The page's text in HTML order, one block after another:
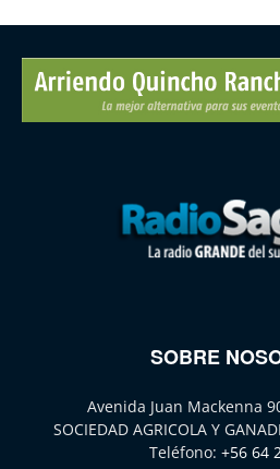
SOBRE
Avenida Juan Mackenna
SOCIEDAD AGRICOLA Y
Teléfono: +56 64